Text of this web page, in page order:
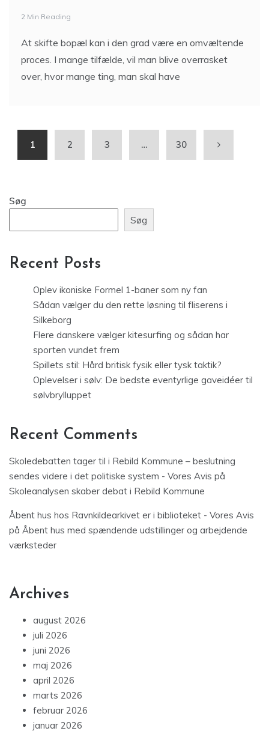
2 Min Reading
At skifte bopæl kan i den grad være en omvæltende
proces. I mange tilfælde, vil man blive overrasket
over, hvor mange ting, man skal have
1 2 3 … 30
Søg
Søg
Recent Posts
Oplev ikoniske Formel 1-baner som ny fan
Sådan vælger du den rette løsning til fliserens i
Silkeborg
Flere danskere vælger kitesurfing og sådan har
sporten vundet frem
Spillets stil: Hård britisk fysik eller tysk taktik?
Oplevelser i sølv: De bedste eventyrlige gaveidéer til
sølvbrylluppet
Recent Comments
Skoledebatten tager til i Rebild Kommune – beslutning
sendes videre i det politiske system - Vores Avis på
Skoleanalysen skaber debat i Rebild Kommune
Åbent hus hos Ravnkildearkivet er i biblioteket - Vores Avis
på Åbent hus med spændende udstillinger og arbejdende
værksteder
Archives
august 2026
juli 2026
juni 2026
maj 2026
april 2026
marts 2026
februar 2026
januar 2026